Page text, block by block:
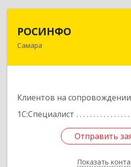
РОСИНФО
Самара
Клиентов на сопровождении
1С:Специалист
Отправить
Показать
443069, Самарская обл,
Отправить
Назад